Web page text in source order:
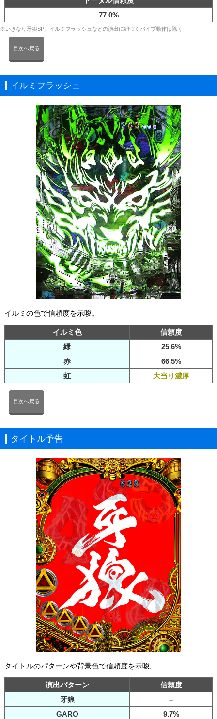
77.0%
※いきなり牙狼SP、イルミフラッシュなどの演出に紐づくバイブ動作は除く
目次へ戻る
イルミフラッシュ
イルミの色で信頼度を示唆。
イルミ色
信頼度
緑
25.6%
赤
66.5%
虹
大当り濃厚
目次へ戻る
タイトル予告
タイトルのパターンや背景色で信頼度を示唆。
演出パターン
信頼度
牙狼
–
GARO
9.7%